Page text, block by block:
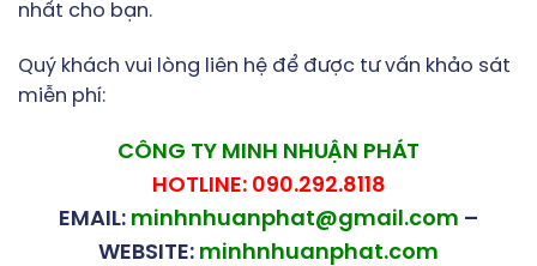
nhất cho bạn.
Quý khách vui lòng liên hệ để được tư vấn khảo sát
miễn phí:
CÔNG TY MINH NHUẬN PHÁT
HOTLINE: 090.292.8118
EMAIL: minhnhuanphat@gmail.com –
WEBSITE: minhnhuanphat.com